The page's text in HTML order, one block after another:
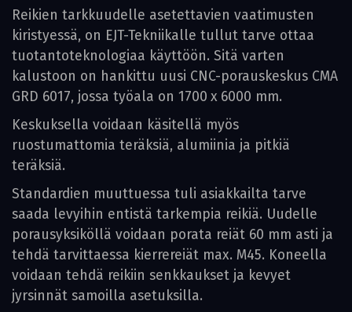
Reikien tarkkuudelle asetettavien vaatimusten
kiristyessä, on EJT-Tekniikalle tullut tarve ottaa
tuotantoteknologiaa käyttöön. Sitä varten
kalustoon on hankittu uusi CNC-porauskeskus CMA
GRD 6017, jossa työala on 1700 x 6000 mm.
Keskuksella voidaan käsitellä myös
ruostumattomia teräksiä, alumiinia ja pitkiä
teräksiä.
Standardien muuttuessa tuli asiakkailta tarve
saada levyihin entistä tarkempia reikiä. Uudelle
porausyksiköllä voidaan porata reiät 60 mm asti ja
tehdä tarvittaessa kierrereiät max. M45. Koneella
voidaan tehdä reikiin senkkaukset ja kevyet
jyrsinnät samoilla asetuksilla.